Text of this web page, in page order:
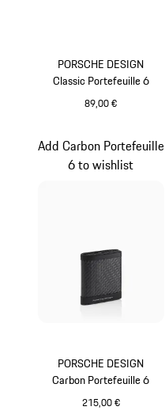
PORSCHE DESIGN
Classic Portefeuille 6
89,00 €
PORSCHE DESIGN
Carbon Portefeuille 6
215,00 €
Add Carbon Portefeuille
6 to wishlist